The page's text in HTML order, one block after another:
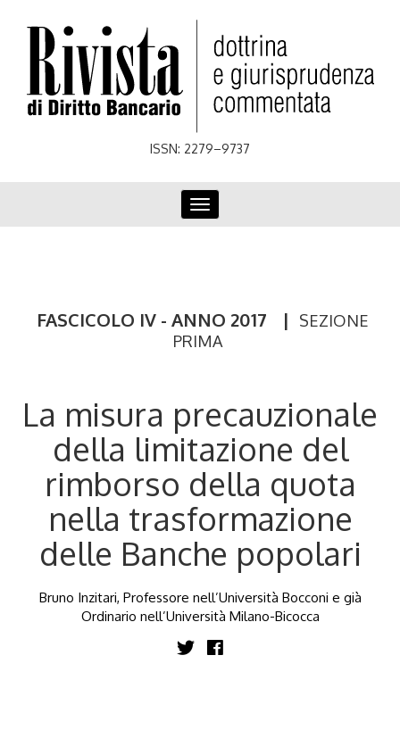
ISSN: 2279–9737
Toggle
navigation
FASCICOLO IV - ANNO 2017 |
SEZIONE
PRIMA
La misura precauzionale
della limitazione del
rimborso della quota
nella trasformazione
delle Banche popolari
Bruno Inzitari, Professore nell’Università Bocconi e già
Ordinario nell’Università Milano-Bicocca